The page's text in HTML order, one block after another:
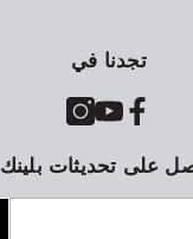
تجدنا في
على تحديثات بلينك